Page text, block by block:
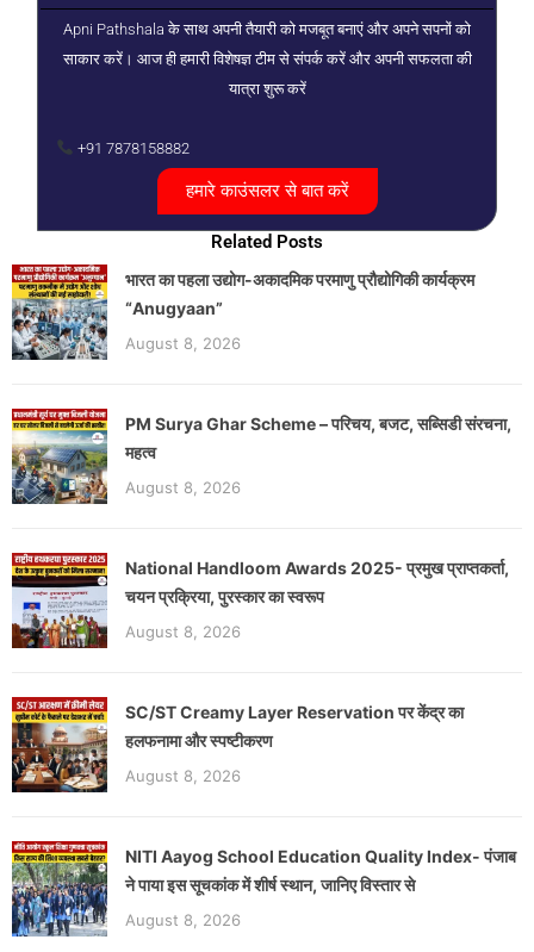
Apni Pathshala के साथ अपनी तैयारी को मजबूत बनाएं और अपने सपनों को
साकार करें। आज ही हमारी विशेषज्ञ टीम से संपर्क करें और अपनी सफलता की
यात्रा शुरू करें
+91 7878158882
हमारे काउंसलर से बात करें
Related Posts
भारत का पहला उद्योग-अकादमिक परमाणु प्रौद्योगिकी कार्यक्रम
“Anugyaan”
August 8, 2026
PM Surya Ghar Scheme – परिचय, बजट, सब्सिडी संरचना,
महत्व
August 8, 2026
National Handloom Awards 2025- प्रमुख प्राप्तकर्ता,
चयन प्रक्रिया, पुरस्कार का स्वरूप
August 8, 2026
SC/ST Creamy Layer Reservation पर केंद्र का
हलफनामा और स्पष्टीकरण
August 8, 2026
NITI Aayog School Education Quality Index- पंजाब
ने पाया इस सूचकांक में शीर्ष स्थान, जानिए विस्तार से
August 8, 2026